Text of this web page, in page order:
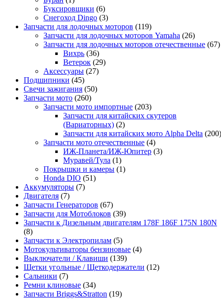
Буксировщики (6)
Снегоход Dingo (3)
Запчасти для лодочных моторов (119)
Запчасти для лодочных моторов Yamaha (26)
Запчасти для лодочных моторов отечественные (67)
Вихрь (36)
Ветерок (29)
Аксессуары (27)
Подшипники (45)
Свечи зажигания (50)
Запчасти мото (260)
Запчасти мото импортные (203)
Запчасти для китайских скутеров
(Вариаторных) (2)
Запчасти для китайских мото Alpha Delta (200)
Запчасти мото отечественные (4)
ИЖ-Планета/ИЖ-Юпитер (3)
Муравей/Тула (1)
Покрышки и камеры (1)
Honda DIO (51)
Аккумуляторы (7)
Двигателя (7)
Запчасти Генераторов (67)
Запчасти для Мотоблоков (39)
Запчасти к Дизельным двигателям 178F 186F 175N 180N
(8)
Запчасти к Электропилам (5)
Мотокультиваторы бензиновые (4)
Выключатели / Клавиши (139)
Щетки угольные / Щеткодержатели (12)
Сальники (7)
Ремни клиновые (34)
Запчасти Briggs&Stratton (19)